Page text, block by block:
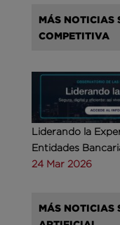
MÁS NOTICIAS
COMPETITIVA
Liderando la
Entidades
24 Mar 2026
MÁS NOTICIAS